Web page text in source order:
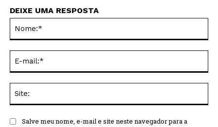
DEIXE UMA RESPOSTA
Salve meu nome, e-mail e site neste navegador para a